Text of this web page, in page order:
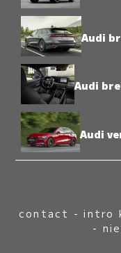
Audi
Audi
Audi
contact -intro
-